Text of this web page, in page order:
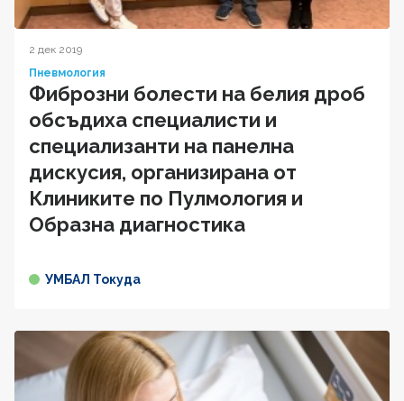
2 дек 2019
Пневмология
Фиброзни болести на белия дроб
обсъдиха специалисти и
специализанти на панелна
дискусия, организирана от
Клиниките по Пулмология и
Образна диагностика
УМБАЛ Токуда